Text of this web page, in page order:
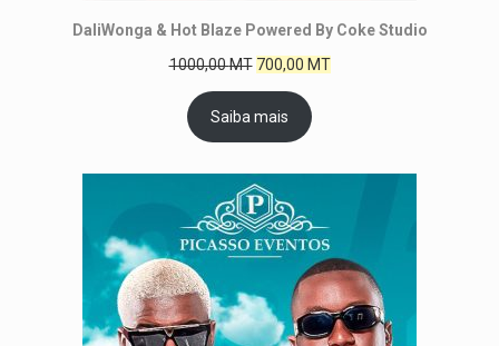
DaliWonga & Hot Blaze Powered By Coke Studio
1000,00MT 700,00 MT
Saiba mais